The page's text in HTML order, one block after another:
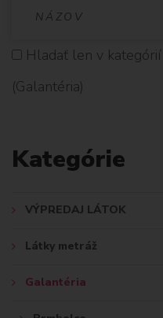
D
Hladať len v kategórií
(Galantéria)
Kategórie
VÝPREDAJ LÁTOK
Látky metráž
Galantéria